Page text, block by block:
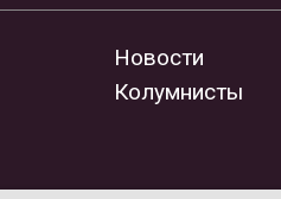
Новости
Колумнисты